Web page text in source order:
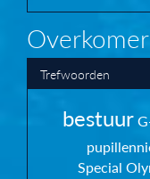
Trefwoorden
bestuur
Special